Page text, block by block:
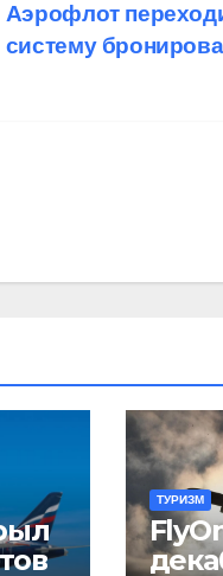
Аэрофлот
систему
ТУРИЗМ